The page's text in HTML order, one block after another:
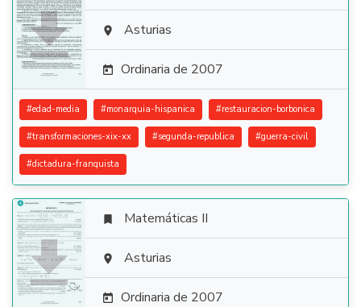
  Asturias
 Ordinaria de 2007
#edad-media #monarquia-hispanica #restauracion-borbonica
#transformaciones-xix-xx #segunda-republica #guerra-civil
#dictadura-franquista

 Matemáticas II
 Asturias
 Ordinaria de 2007